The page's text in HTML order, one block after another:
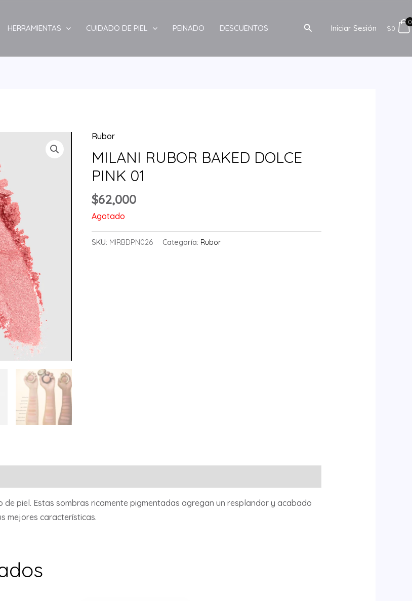
HERRAMIENTAS CUIDADO DE PIEL PEINADO DESCUENTOS BuscarIniciar Sesión $0
0
Rubor
MILANI RUBOR BAKED DOLCE
PINK 01
$62,000
Agotado
SKU: MIRBDPN026 Categoría: Rubor
piel. Estas sombras ricamente pigmentadas agregan un resplandor y acabado
mejores características.